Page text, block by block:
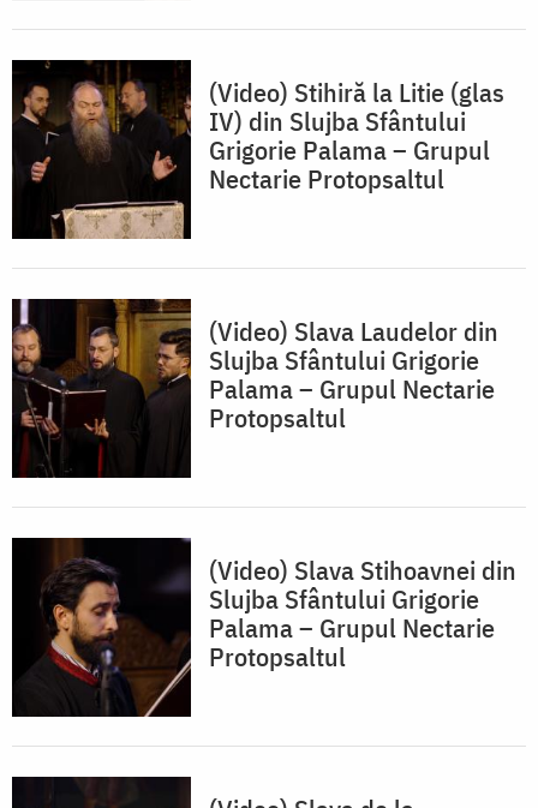
(Video) Stihiră la Litie (glas
IV) din Slujba Sfântului
Grigorie Palama – Grupul
Nectarie Protopsaltul
(Video) Slava Laudelor din
Slujba Sfântului Grigorie
Palama – Grupul Nectarie
Protopsaltul
(Video) Slava Stihoavnei din
Slujba Sfântului Grigorie
Palama – Grupul Nectarie
Protopsaltul